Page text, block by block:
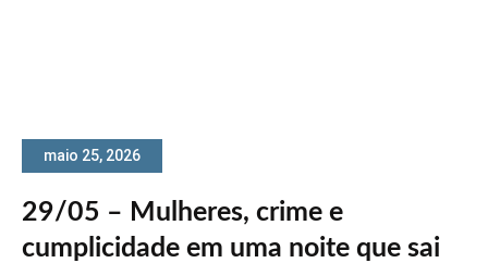
maio 25, 2026
29/05 – Mulheres, crime e
cumplicidade em uma noite que sai